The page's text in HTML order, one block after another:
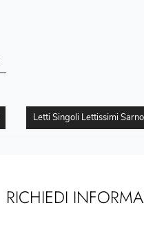
Letti Singoli Lettissimi Sarno
RICHIEDI